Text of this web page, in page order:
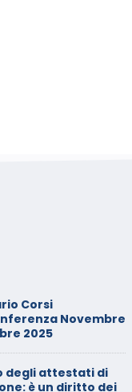
Corsi
Novembre
2025
degli attestati di
è un diritto dei